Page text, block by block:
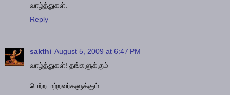
வாழ்த்துகள்.
Reply
sakthi August 5, 2009 at 6:47 PM
வாழ்த்துகள்! தங்களுக்கும்
பெற்ற மற்றவர்களுக்கும்.